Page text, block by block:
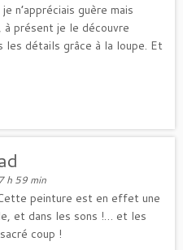
n’appréciais guère mais
à présent je le découvre
les détails grâce à la loupe. Et
h 59 min
peinture est en effet une
et dans les sons !… et les
coup !